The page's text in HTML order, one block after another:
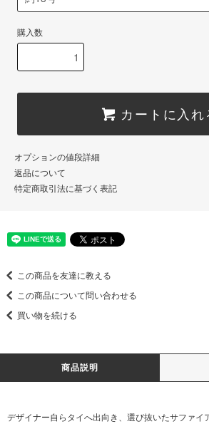
購入数
カートに入れ
オプションの値段詳細
返品について
特定商取引法に基づく表記
この商品を友達に教える
この商品について問い合わせる
買い物を続ける
商品説明
デザイナー自らタイへ出向き、選び抜いたサファイ